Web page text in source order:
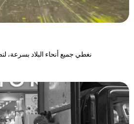
نغطي جميع أنحاء البلاد بسرعة،